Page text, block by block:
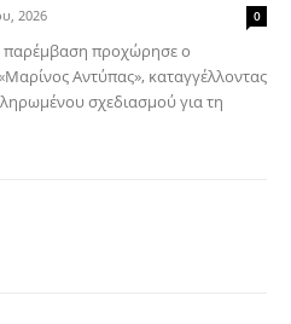
2026 0
παρέμβαση προχώρησε ο
Αντύπας», καταγγέλλοντας
σχεδιασμού για τη